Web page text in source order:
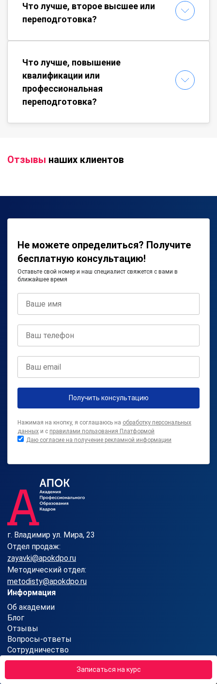
Записаться на курс
Что лучше, второе высшее или
переподготовка?
Что лучше, повышение
квалификации или
профессиональная
переподготовка?
Отзывы наших клиентов
Не можете определиться? Получите
бесплатную консультацию!
Оставьте свой номер и наш специалист свяжется с вами в
ближайшее время
Получить консультацию
Нажимая на кнопку, я соглашаюсь на обработку персональных
данных и с правилами пользования Платформой
Даю согласие на получение рекламной информации
г. Владимир ул. Мира, 23
Отдел продаж:
zayavki@apokdpo.ru
Методический отдел:
metodisty@apokdpo.ru
Информация
Об академии
Блог
Отзывы
Вопросы-ответы
Сотрудничество
Контакты
Партнерская программа